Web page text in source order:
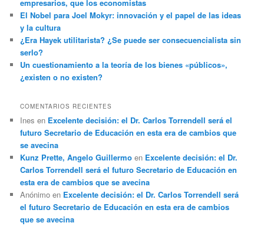
empresarios, que los economistas
El Nobel para Joel Mokyr: innovación y el papel de las ideas
y la cultura
¿Era Hayek utilitarista? ¿Se puede ser consecuencialista sin
serlo?
Un cuestionamiento a la teoría de los bienes «públicos»,
¿existen o no existen?
COMENTARIOS RECIENTES
Ines en Excelente decisión: el Dr. Carlos Torrendell será el
futuro Secretario de Educación en esta era de cambios que
se avecina
Kunz Prette, Angelo Guillermo en Excelente decisión: el Dr.
Carlos Torrendell será el futuro Secretario de Educación en
esta era de cambios que se avecina
Anónimo en Excelente decisión: el Dr. Carlos Torrendell será
el futuro Secretario de Educación en esta era de cambios
que se avecina